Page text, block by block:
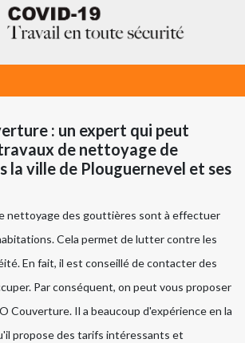
: un expert qui peut
de nettoyage de
la ville de Plouguernevel et ses
nettoyage des gouttières sont à effectuer
Cela permet de lutter contre les
En fait, il est conseillé de contacter des
Par conséquent, on peut vous proposer
Couverture. Il a beaucoup d'expérience en la
propose des tarifs intéressants et